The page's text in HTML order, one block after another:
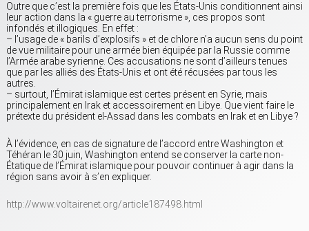
Outre que c’est la première fois que les États-Unis conditionnent ainsi
leur action dans la « guerre au terrorisme », ces propos sont
infondés et illogiques. En effet :
– l’usage de « barils d’explosifs » et de chlore n’a aucun sens du point
de vue militaire pour une armée bien équipée par la Russie comme
l’Armée arabe syrienne. Ces accusations ne sont d’ailleurs tenues
que par les alliés des États-Unis et ont été récusées par tous les
autres.
– surtout, l’Émirat islamique est certes présent en Syrie, mais
principalement en Irak et accessoirement en Libye. Que vient faire le
prétexte du président el-Assad dans les combats en Irak et en Libye ?
À l’évidence, en cas de signature de l’accord entre Washington et
Téhéran le 30 juin, Washington entend se conserver la carte non-
Étatique de l’Émirat islamique pour pouvoir continuer à agir dans la
région sans avoir à s’en expliquer.
http://www.voltairenet.org/article187498.html